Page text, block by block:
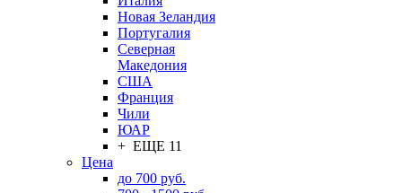
Новая Зеландия
Португалия
Северная
Македония
США
Франция
Чили
ЮАР
+ ЕЩЕ 11
Цена
до 700 руб.